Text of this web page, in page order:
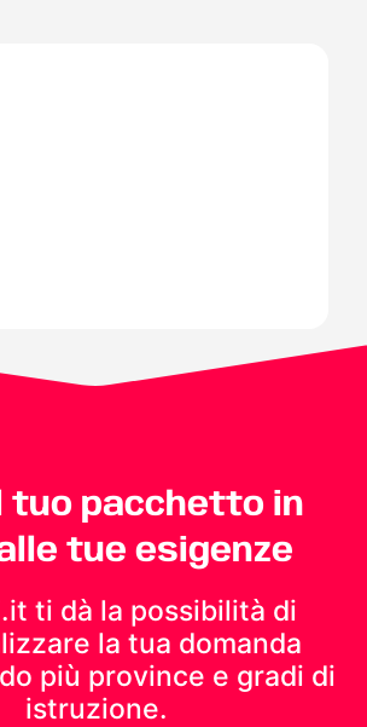
tuo pacchetto in
tue esigenze
ti dà la possibilità di
la tua domanda
più province e gradi di
istruzione.